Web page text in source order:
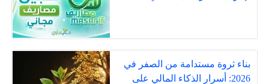
بناء ثروة مستدامة من الصفر في
2026: أسرار الذكاء المالي على